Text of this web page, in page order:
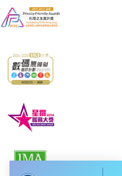
供在線服務的平台。雖然
訊正確和合時，但本學院
，資訊可安全使用、資訊
電腦病毒等。
你在網上付款而由下列原
上述原因包括：（1）由
在處理付款的信用卡、付
現任何信息或資訊傳送的
2）從付款的網關傳送而